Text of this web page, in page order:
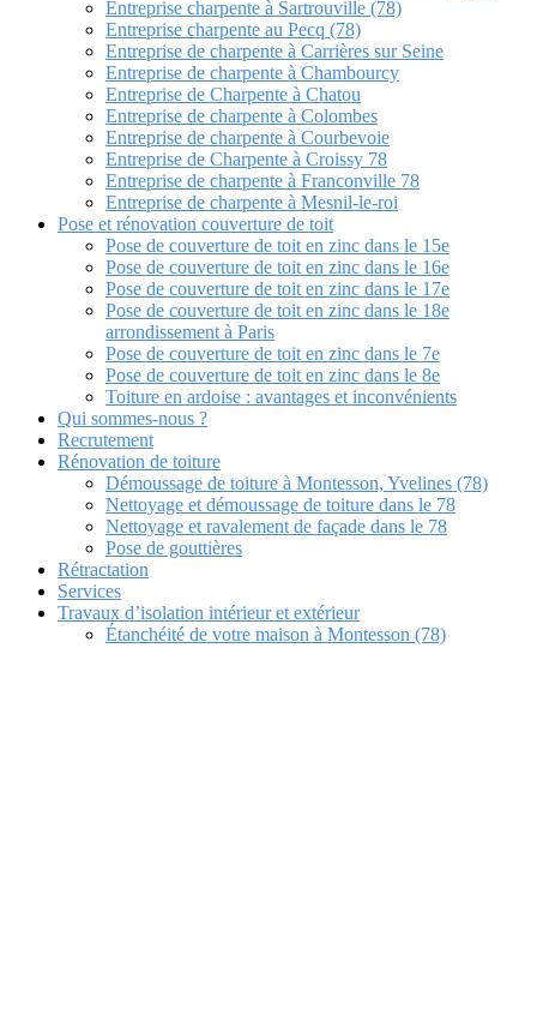
Entreprise charpente à Sartrouville (78)
Entreprise charpente au Pecq (78)
Entreprise de charpente à Carrières sur Seine
Entreprise de charpente à Chambourcy
Entreprise de Charpente à Chatou
Entreprise de charpente à Colombes
Entreprise de charpente à Courbevoie
Entreprise de Charpente à Croissy 78
Entreprise de charpente à Franconville 78
Entreprise de charpente à Mesnil-le-roi
Pose et rénovation couverture de toit
Pose de couverture de toit en zinc dans le 15e
Pose de couverture de toit en zinc dans le 16e
Pose de couverture de toit en zinc dans le 17e
Pose de couverture de toit en zinc dans le 18e
arrondissement à Paris
Pose de couverture de toit en zinc dans le 7e
Pose de couverture de toit en zinc dans le 8e
Toiture en ardoise : avantages et inconvénients
Qui sommes-nous ?
Recrutement
Rénovation de toiture
Démoussage de toiture à Montesson, Yvelines (78)
Nettoyage et démoussage de toiture dans le 78
Nettoyage et ravalement de façade dans le 78
Pose de gouttières
Rétractation
Services
Travaux d’isolation intérieur et extérieur
Étanchéité de votre maison à Montesson (78)